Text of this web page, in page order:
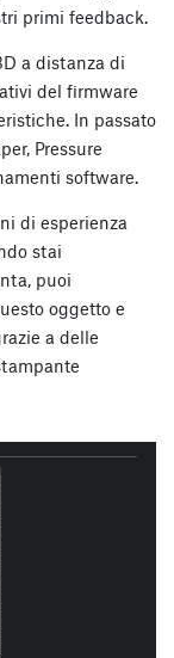
primi feedback.
a distanza di
del firmware
In passato
Pressure
software.
di esperienza
stai
puoi
oggetto e
a delle